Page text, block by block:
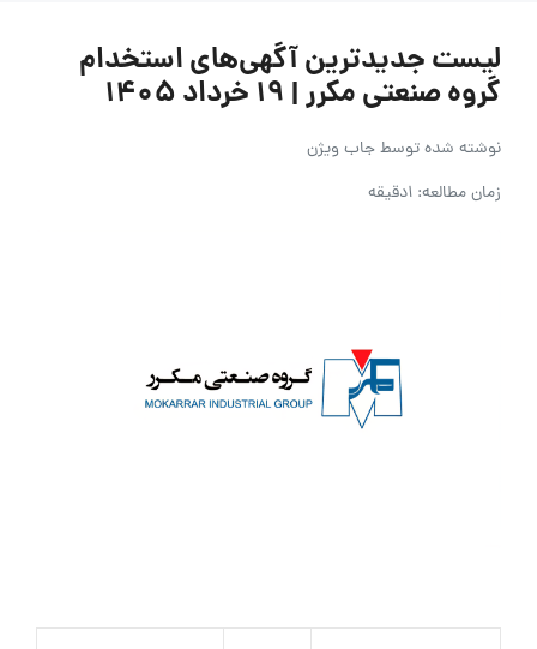
لیست جدیدترین آگهی‌های استخدام
گروه صنعتی مکرر | ۱۹ خرداد ۱۴۰۵
نوشته شده توسطجاب ویژن
زمان مطالعه: 1دقیقه